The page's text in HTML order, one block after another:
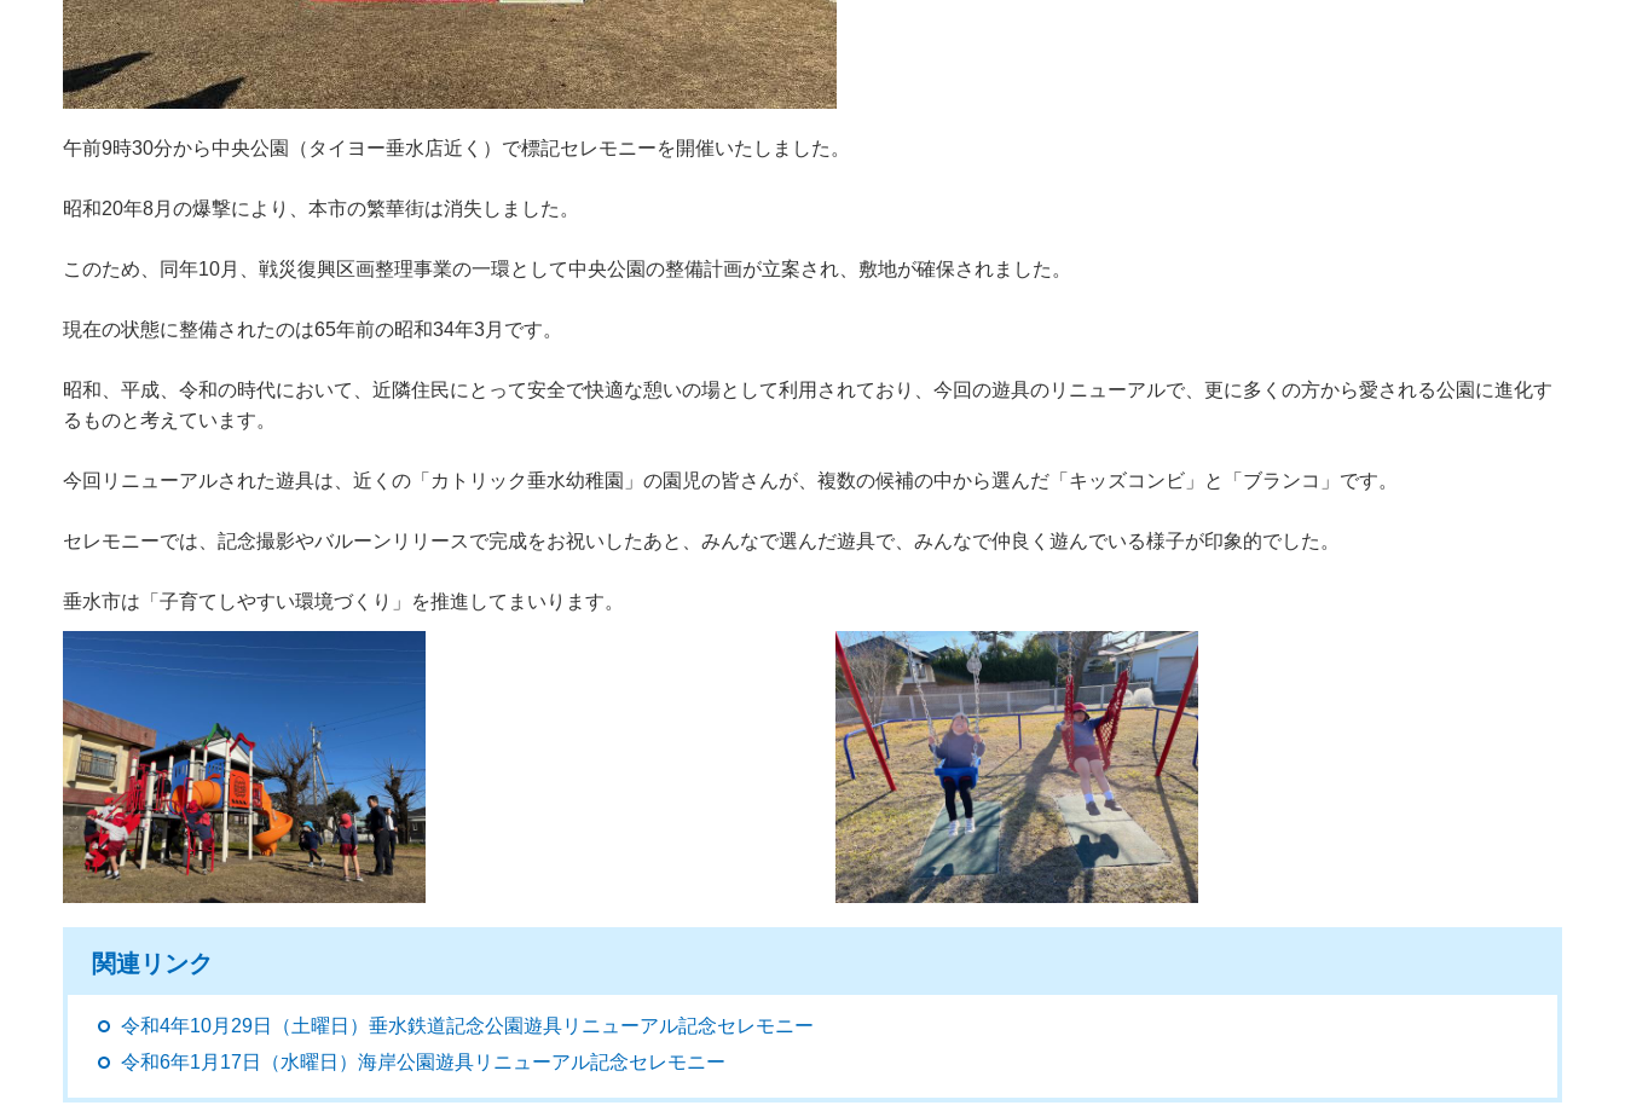
午前9時30分から中央公園（タイヨー垂水店近く）で標記セレモニーを開催いたしました。
昭和20年8月の爆撃により、本市の繁華街は消失しました。
このため、同年10月、戦災復興区画整理事業の一環として中央公園の整備計画が立案され、敷地が確保されました。
現在の状態に整備されたのは65年前の昭和34年3月です。
昭和、平成、令和の時代において、近隣住民にとって安全で快適な憩いの場として利用されており、今回の遊具のリニューアルで、更に多くの方から愛される公園に進化す
るものと考えています。
今回リニューアルされた遊具は、近くの「カトリック垂水幼稚園」の園児の皆さんが、複数の候補の中から選んだ「キッズコンビ」と「ブランコ」です。
セレモニーでは、記念撮影やバルーンリリースで完成をお祝いしたあと、みんなで選んだ遊具で、みんなで仲良く遊んでいる様子が印象的でした。
垂水市は「子育てしやすい環境づくり」を推進してまいります。
関連リンク
令和4年10月29日（土曜日）垂水鉄道記念公園遊具リニューアル記念セレモニー
令和6年1月17日（水曜日）海岸公園遊具リニューアル記念セレモニー